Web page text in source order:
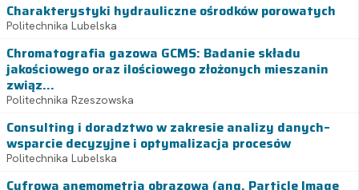
Charakterystyki hydrauliczne ośrodków porowatych
Politechnika Lubelska
Chromatografia gazowa GCMS: Badanie składu
jakościowego oraz ilościowego złożonych mieszanin
związ...
Politechnika Rzeszowska
Consulting i doradztwo w zakresie analizy danych–
wsparcie decyzyjne i optymalizacja procesów
Politechnika Lubelska
Cyfrowa anemometria obrazowa (ang. Particle Image